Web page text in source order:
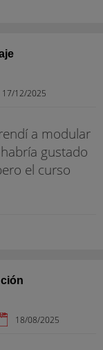
17/12/2025
a modular
gustado
el curso
18/08/2025